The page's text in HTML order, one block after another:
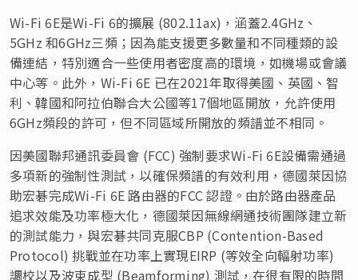
Wi-Fi 6E是Wi-Fi 6的擴展 (802.11ax)，涵蓋2.4GHz、
5GHz 和6GHz三頻；因為能支援更多數量和不同種類的設
備連結，特別適合一些使用者密度高的環境，如機場或會議
中心等。此外，Wi-Fi 6E 已在2021年取得美國、英國、智
利、韓國和阿拉伯聯合大公國等17個地區開放，允許使用
6GHz頻段的許可，但不同區域所開放的頻譜並不相同。
因美國聯邦通訊委員會 (FCC) 強制要求Wi-Fi 6E設備需通過
多項新的強制性測試，以確保頻譜的有效利用，德國萊因協
助宏碁完成Wi-Fi 6E 路由器的FCC 認證。由於路由器產品
追求效能及功率極大化，德國萊因無線網通技術團隊建立新
的測試能力，與宏碁共同克服CBP (Contention-Based
Protocol) 挑戰並在功率上實現EIRP (等效全向輻射功率)
調校以及波束成型 (Beamforming) 測試，在很有限的時間